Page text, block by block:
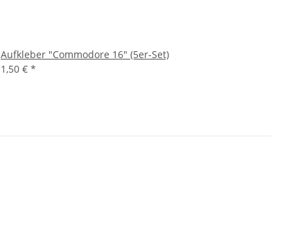
Aufkleber "Commodore 16" (5er-Set)
1,50 € *